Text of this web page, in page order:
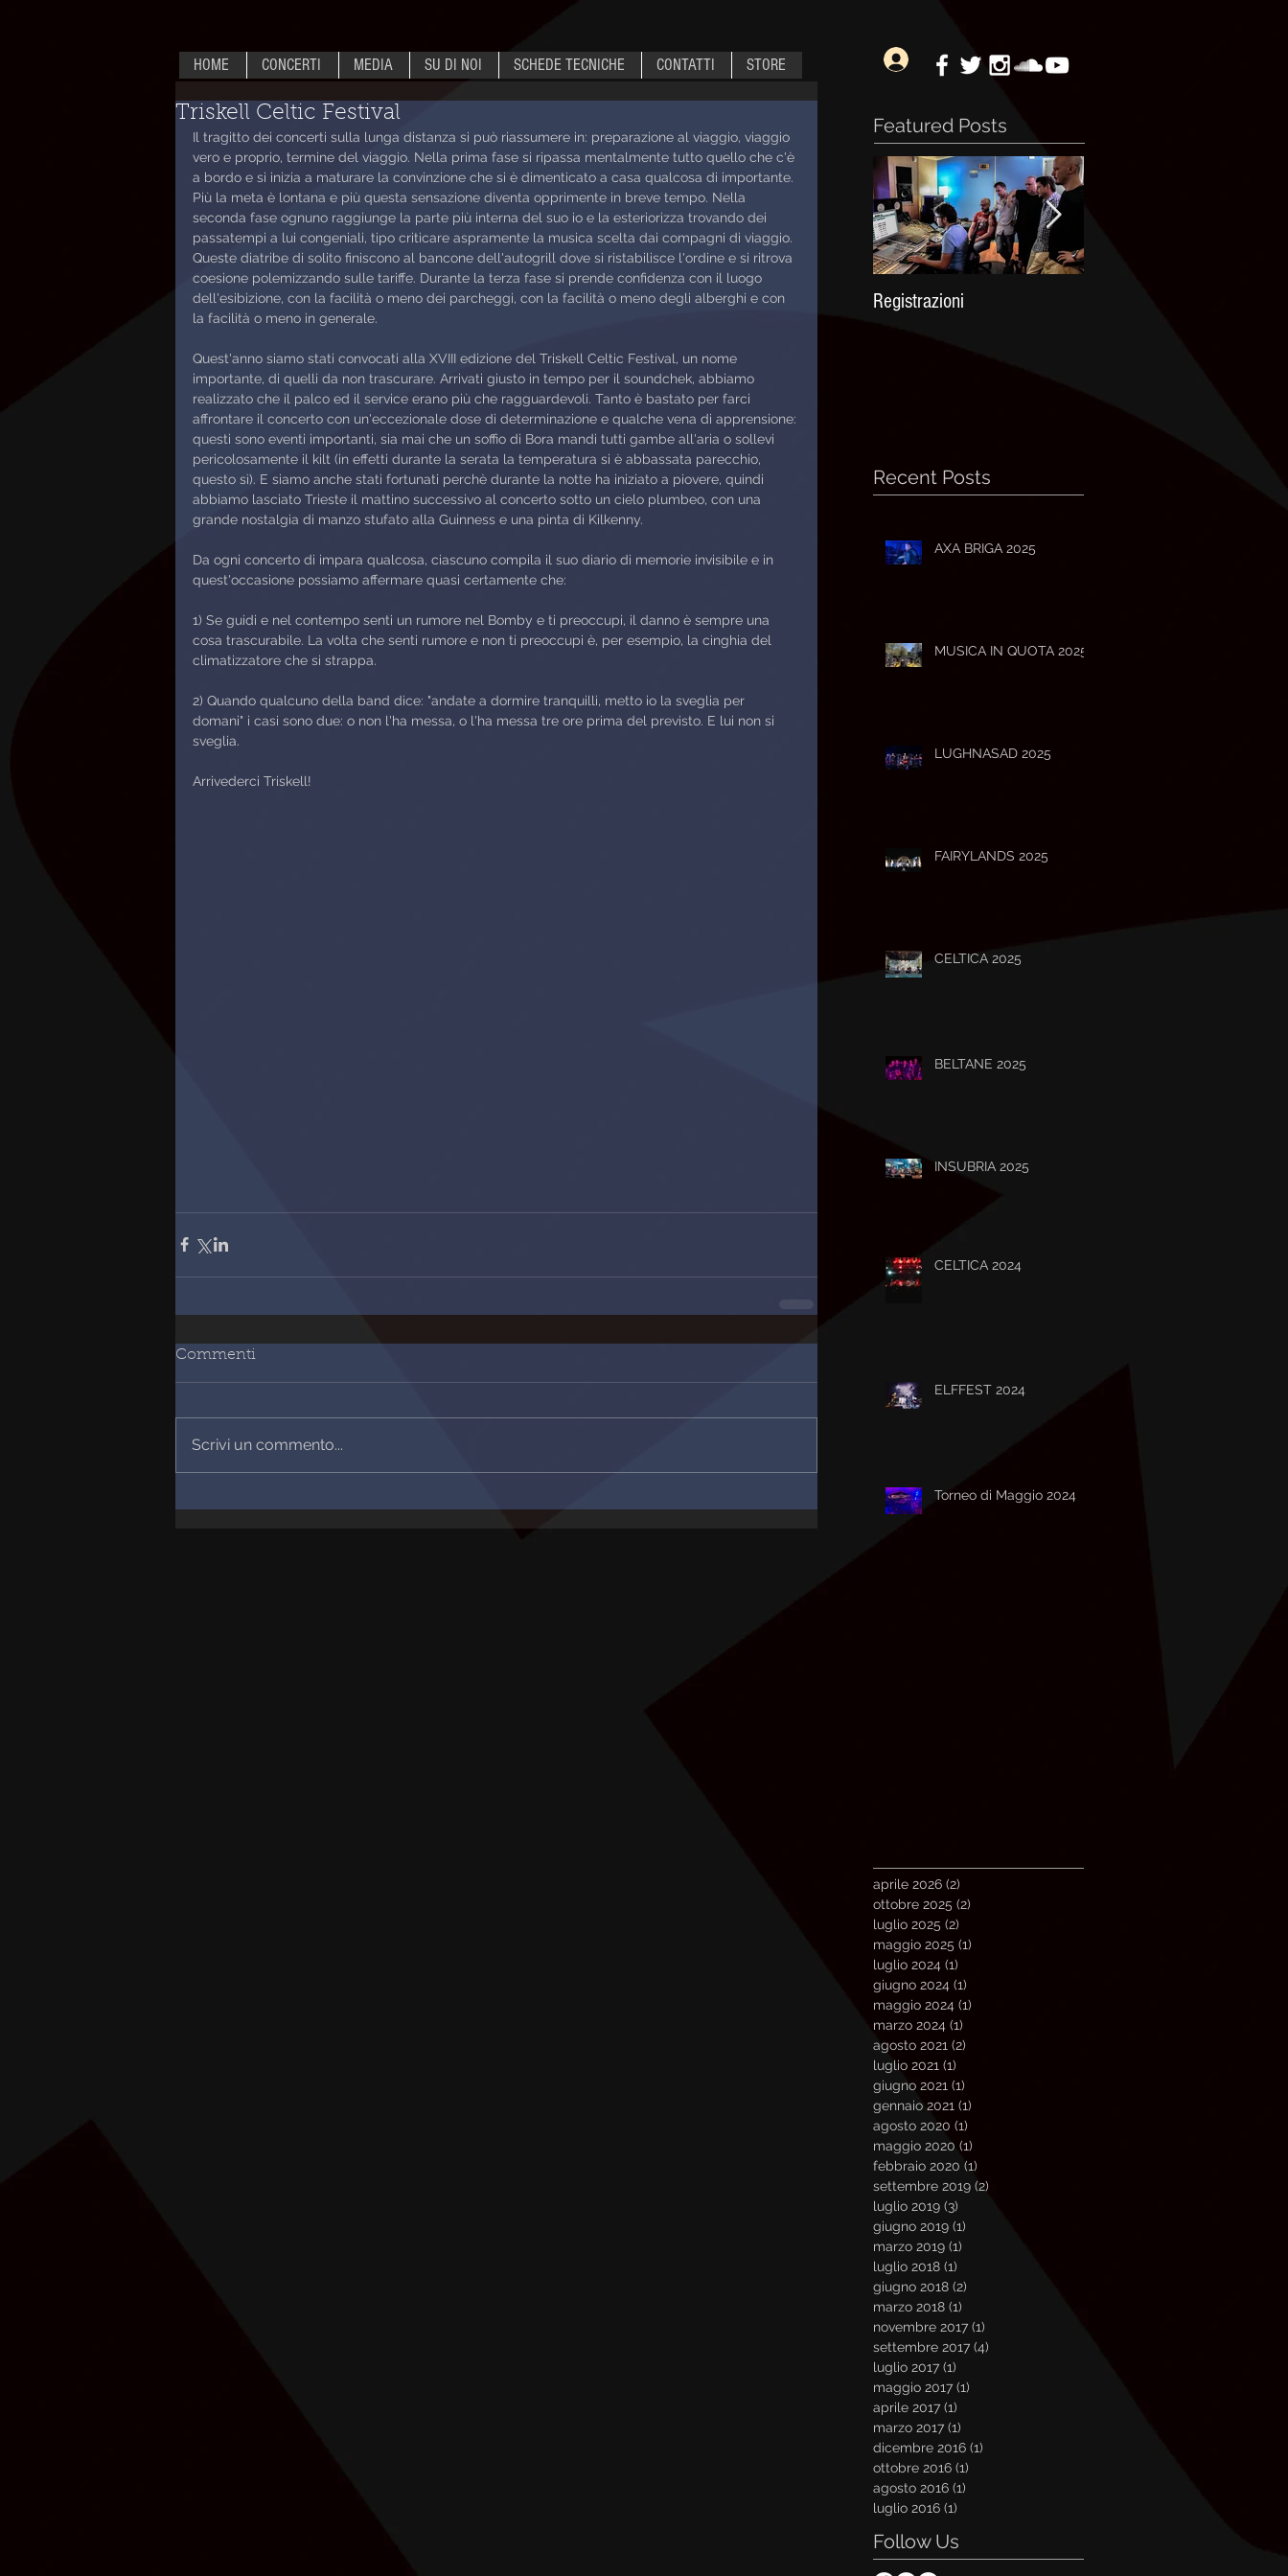
HOME CONCERTI MEDIA SU DI NOI SCHEDE TECNICHE CONTATTI STORE
Triskell Celtic Festival
Il tragitto dei concerti sulla lunga distanza si può riassumere in: preparazione al viaggio, viaggio
vero e proprio, termine del viaggio. Nella prima fase si ripassa mentalmente tutto quello che c'è
a bordo e si inizia a maturare la convinzione che si è dimenticato a casa qualcosa di importante.
Più la meta è lontana e più questa sensazione diventa opprimente in breve tempo. Nella
seconda fase ognuno raggiunge la parte più interna del suo io e la esteriorizza trovando dei
passatempi a lui congeniali, tipo criticare aspramente la musica scelta dai compagni di viaggio.
Queste diatribe di solito finiscono al bancone dell'autogrill dove si ristabilisce l'ordine e si ritrova
coesione polemizzando sulle tariffe. Durante la terza fase si prende confidenza con il luogo
dell'esibizione, con la facilità o meno dei parcheggi, con la facilità o meno degli alberghi e con
la facilità o meno in generale.
Quest'anno siamo stati convocati alla XVIII edizione del Triskell Celtic Festival, un nome
importante, di quelli da non trascurare. Arrivati giusto in tempo per il soundchek, abbiamo
realizzato che il palco ed il service erano più che ragguardevoli. Tanto è bastato per farci
affrontare il concerto con un'eccezionale dose di determinazione e qualche vena di apprensione:
questi sono eventi importanti, sia mai che un soffio di Bora mandi tutti gambe all'aria o sollevi
pericolosamente il kilt (in effetti durante la serata la temperatura si è abbassata parecchio,
questo sì). E siamo anche stati fortunati perchè durante la notte ha iniziato a piovere, quindi
abbiamo lasciato Trieste il mattino successivo al concerto sotto un cielo plumbeo, con una
grande nostalgia di manzo stufato alla Guinness e una pinta di Kilkenny.
Da ogni concerto di impara qualcosa, ciascuno compila il suo diario di memorie invisibile e in
quest'occasione possiamo affermare quasi certamente che:
1) Se guidi e nel contempo senti un rumore nel Bomby e ti preoccupi, il danno è sempre una
cosa trascurabile. La volta che senti rumore e non ti preoccupi è, per esempio, la cinghia del
climatizzatore che si strappa.
2) Quando qualcuno della band dice: "andate a dormire tranquilli, metto io la sveglia per
domani" i casi sono due: o non l'ha messa, o l'ha messa tre ore prima del previsto. E lui non si
sveglia.
Arrivederci Triskell!
Commenti
Scrivi un commento...
Featured Posts
Registrazioni
Recent Posts
AXA BRIGA 2025
MUSICA IN QUOTA 2025
LUGHNASAD 2025
FAIRYLANDS 2025
CELTICA 2025
BELTANE 2025
INSUBRIA 2025
CELTICA 2024
ELFFEST 2024
Torneo di Maggio 2024
aprile 2026 (2)
ottobre 2025 (2)
luglio 2025 (2)
maggio 2025 (1)
luglio 2024 (1)
giugno 2024 (1)
maggio 2024 (1)
marzo 2024 (1)
agosto 2021 (2)
luglio 2021 (1)
giugno 2021 (1)
gennaio 2021 (1)
agosto 2020 (1)
maggio 2020 (1)
febbraio 2020 (1)
settembre 2019 (2)
luglio 2019 (3)
giugno 2019 (1)
marzo 2019 (1)
luglio 2018 (1)
giugno 2018 (2)
marzo 2018 (1)
novembre 2017 (1)
settembre 2017 (4)
luglio 2017 (1)
maggio 2017 (1)
aprile 2017 (1)
marzo 2017 (1)
dicembre 2016 (1)
ottobre 2016 (1)
agosto 2016 (1)
luglio 2016 (1)
Follow Us